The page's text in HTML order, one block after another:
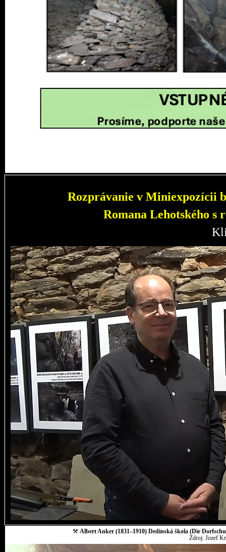
Rozprávanie v Miniexpozícii
Romana Lehotského s
⚒ Albert Anker (1831–1910) Dedinská škola (Die
Zdroj: Jozef